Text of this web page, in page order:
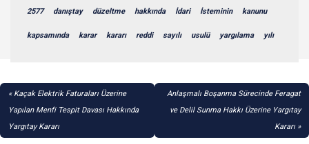
2577 danıştay düzeltme hakkında İdari İsteminin kanunu
kapsamında karar kararı reddi sayılı usulü yargılama yılı
YAZI
GEZINMESI
Kaçak Elektrik Faturaları Üzerine
Yapılan Menfi Tespit Davası Hakkında
Yargıtay Kararı
Anlaşmalı Boşanma Sürecinde Feragat
ve Delil Sunma Hakkı Üzerine Yargıtay
Kararı